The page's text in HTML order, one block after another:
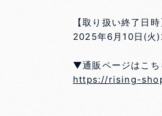
【取り扱い終了日時
2025年6月10日(火
▼通販ページはこち
https://rising-